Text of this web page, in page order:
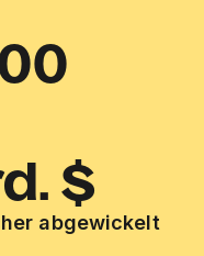
$
abgewickelt